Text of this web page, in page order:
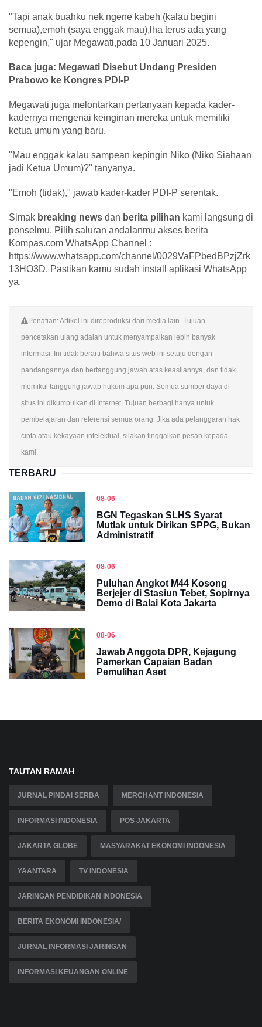
"Tapi anak buahku nek ngene kabeh (kalau begini
semua),emoh (saya enggak mau),lha terus ada yang
kepengin," ujar Megawati,pada 10 Januari 2025.
Baca juga: Megawati Disebut Undang Presiden
Prabowo ke Kongres PDI-P
Megawati juga melontarkan pertanyaan kepada kader-
kadernya mengenai keinginan mereka untuk memiliki
ketua umum yang baru.
"Mau enggak kalau sampean kepingin Niko (Niko Siahaan
jadi Ketua Umum)?" tanyanya.
"Emoh (tidak)," jawab kader-kader PDI-P serentak.
Simak breaking news dan berita pilihan kami langsung di
ponselmu. Pilih saluran andalanmu akses berita
Kompas.com WhatsApp Channel :
https://www.whatsapp.com/channel/0029VaFPbedBPzjZrk
13HO3D. Pastikan kamu sudah install aplikasi WhatsApp
ya.
Penafian: Artikel ini direproduksi dari media lain. Tujuan
pencetakan ulang adalah untuk menyampaikan lebih banyak
informasi. Ini tidak berarti bahwa situs web ini setuju dengan
pandangannya dan bertanggung jawab atas keasliannya, dan tidak
memikul tanggung jawab hukum apa pun. Semua sumber daya di
situs ini dikumpulkan di Internet. Tujuan berbagi hanya untuk
pembelajaran dan referensi semua orang. Jika ada pelanggaran hak
cipta atau kekayaan intelektual, silakan tinggalkan pesan kepada
kami.
TERBARU
08-06
BGN Tegaskan SLHS Syarat
Mutlak untuk Dirikan SPPG, Bukan
Administratif
08-06
Puluhan Angkot M44 Kosong
Berjejer di Stasiun Tebet, Sopirnya
Demo di Balai Kota Jakarta
08-06
Jawab Anggota DPR, Kejagung
Pamerkan Capaian Badan
Pemulihan Aset
TAUTAN RAMAH
JURNAL PINDAI SERBA MERCHANT INDONESIA
INFORMASI INDONESIA POS JAKARTA
JAKARTA GLOBE MASYARAKAT EKONOMI INDONESIA
YAANTARA TV INDONESIA
JARINGAN PENDIDIKAN INDONESIA
BERITA EKONOMI INDONESIA/
JURNAL INFORMASI JARINGAN
INFORMASI KEUANGAN ONLINE